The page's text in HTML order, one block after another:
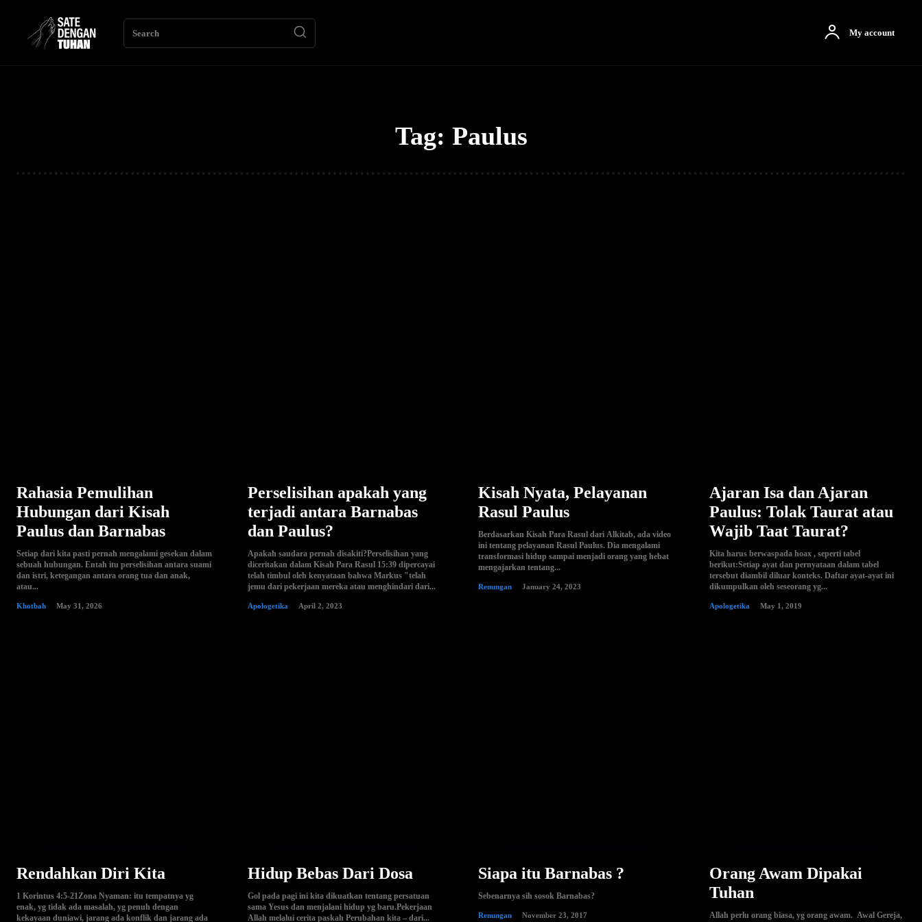
Search My account
Tag: Paulus
Rahasia Pemulihan
Hubungan dari Kisah
Paulus dan Barnabas
Setiap dari kita pasti pernah mengalami gesekan dalam
sebuah hubungan. Entah itu perselisihan antara suami
dan istri, ketegangan antara orang tua dan anak,
atau...
Khotbah May 31, 2026
Perselisihan apakah yang
terjadi antara Barnabas
dan Paulus?
Apakah saudara pernah disakiti?Perselisihan yang
diceritakan dalam Kisah Para Rasul 15:39 dipercayai
telah timbul oleh kenyataan bahwa Markus "telah
jemu dari pekerjaan mereka atau menghindari dari...
Apologetika April 2, 2023
Kisah Nyata, Pelayanan
Rasul Paulus
Berdasarkan Kisah Para Rasul dari Alkitab, ada video
ini tentang pelayanan Rasul Paulus. Dia mengalami
transformasi hidup sampai menjadi orang yang hebat
mengajarkan tentang...
Renungan January 24, 2023
Ajaran Isa dan Ajaran
Paulus: Tolak Taurat atau
Wajib Taat Taurat?
Kita harus berwaspada hoax , seperti tabel
berikut:Setiap ayat dan pernyataan dalam tabel
tersebut diambil diluar konteks. Daftar ayat-ayat ini
dikumpulkan oleh seseorang yg...
Apologetika May 1, 2019
Rendahkan Diri Kita
1 Korintus 4:5-21Zona Nyaman: itu tempatnya yg
enak, yg tidak ada masalah, yg penuh dengan
kekayaan duniawi, jarang ada konflik dan jarang ada
Hidup Bebas Dari Dosa
Gol pada pagi ini kita dikuatkan tentang persatuan
sama Yesus dan menjalani hidup yg baru.Pekerjaan
Allah melalui cerita paskah Perubahan kita – dari...
Siapa itu Barnabas ?
Sebenarnya sih sosok Barnabas?
Renungan November 23, 2017
Orang Awam Dipakai
Tuhan
Allah perlu orang biasa, yg orang awam. Awal Gereja,